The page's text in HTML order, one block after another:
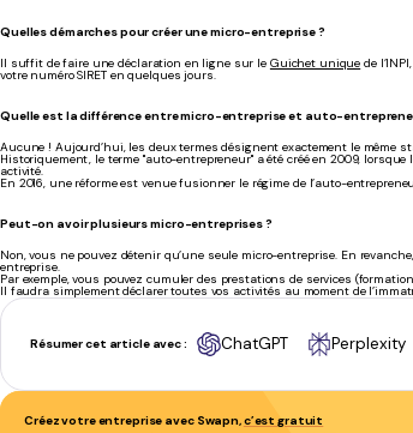
Quelles démarches pour créer une micro-entreprise ?
Il suffit de faire une déclaration en ligne sur le Guichet unique de
votre numéro SIRET en quelques jours.
Quelle est la différence entre micro-entreprise et auto-
Aucune ! Aujourd’hui, les deux termes désignent exactement le même
Historiquement, le terme "auto-entrepreneur" a été créé en 2009,
activité.
En 2016, une réforme est venue fusionner le régime de l’auto-
Peut-on avoir plusieurs micro-entreprises ?
Non, vous ne pouvez détenir qu’une seule micro-entreprise. En
entreprise.
Par exemple, vous pouvez cumuler des prestations de services
Il faudra simplement déclarer toutes vos activités au moment de
Résumer cet article avec : ChatGPT Perplexity
Créez votre entreprise avec Swapn,c’est gratuit